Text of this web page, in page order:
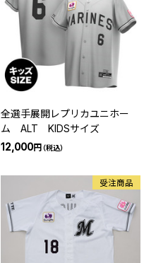
全選手展開レプリカユニホー
ム ALT KIDSサイズ
12,000円（税込）
受注商品